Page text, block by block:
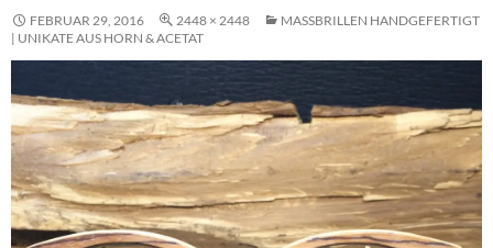
FEBRUAR 29, 2016 2448 × 2448
MASSBRILLEN HANDGEFERTIGT |
UNIKATE AUS HORN & ACETAT